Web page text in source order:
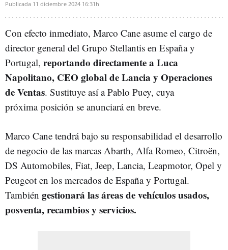
Publicada 11 diciembre 2024 16:31h
Con efecto inmediato, Marco Cane asume el cargo de
director general del Grupo Stellantis en España y
Portugal, reportando directamente a Luca
Napolitano, CEO global de Lancia y Operaciones
de Ventas. Sustituye así a Pablo Puey, cuya
próxima posición se anunciará en breve.
Marco Cane tendrá bajo su responsabilidad el desarrollo
de negocio de las marcas Abarth, Alfa Romeo, Citroën,
DS Automobiles, Fiat, Jeep, Lancia, Leapmotor, Opel y
Peugeot en los mercados de España y Portugal.
También gestionará las áreas de vehículos usados,
posventa, recambios y servicios.